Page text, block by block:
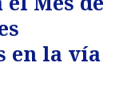
en la vía